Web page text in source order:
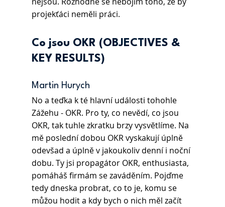
projekťáci neměli práci.
Co jsou OKR (OBJECTIVES &
KEY RESULTS)
Martin Hurych
No a teďka k té hlavní události tohohle
Zážehu - OKR. Pro ty, co nevědí, co jsou
OKR, tak tuhle zkratku brzy vysvětlíme. Na
mě poslední dobou OKR vyskakují úplně
odevšad a úplně v jakoukoliv denní i noční
dobu. Ty jsi propagátor OKR, enthusiasta,
pomáháš firmám se zaváděním. Pojďme
tedy dneska probrat, co to je, komu se
můžou hodit a kdy bych o nich měl začít